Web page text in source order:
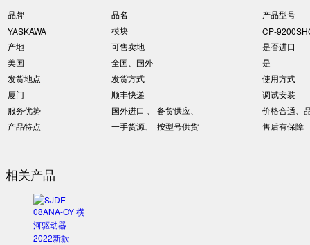
品牌 品名
产品型号
YASKAWA
模块
CP-
产地
可售卖地
是否进口
美国
全国、国外
是
发货地点
发货方式
使用方式
厦门
顺丰快递
调试安装
服务优势
国外进口 、 备货供应、
价格合适、
产品特点
一手货源、 按型号供货 售后有保障
相关产品